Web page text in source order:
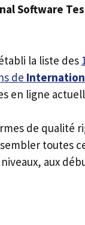
Software
la liste des
de
en ligne
de qualité
toutes
aux